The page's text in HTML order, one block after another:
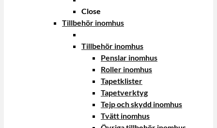
Close
Tillbehör inomhus
Tillbehör inomhus
Penslar inomhus
Roller inomhus
Tapetklister
Tapetverktyg
Tejp och skydd inomhus
Tvätt inomhus